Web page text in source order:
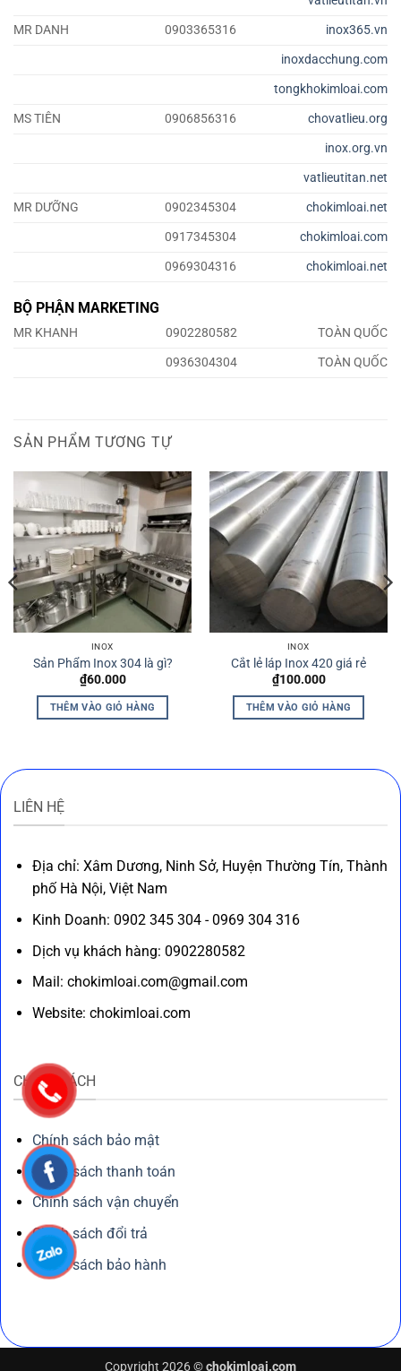
MR DANH
0903365316
inox365.vn
inoxdacchung.com
tongkhokimloai.com
MS TIÊN
0906856316
chovatlieu.org
inox.org.vn
vatlieutitan.net
MR DƯỠNG
0902345304
chokimloai.net
0917345304
chokimloai.com
0969304316
chokimloai.net
BỘ PHẬN MARKETING
MR KHANH 0902280582
TOÀN QUỐC
0936304304
TOÀN QUỐC
SẢN PHẨM TƯƠNG TỰ
INOX
Sản Phẩm Inox 304 là gì?
₫60.000
THÊM VÀO GIỎ HÀNG
INOX
Cắt lẻ láp Inox 420 giá rẻ
₫100.000
THÊM VÀO GIỎ HÀNG
LIÊN HỆ
Địa chỉ: Xâm Dương, Ninh Sở, Huyện Thường Tín, Thành
phố Hà Nội, Việt Nam
Kinh Doanh: 0902 345 304 - 0969 304 316
Dịch vụ khách hàng: 0902280582
Mail: chokimloai.com@gmail.com
Website: chokimloai.com
CHÍNH SÁCH
Chính sách bảo mật
Chính sách thanh toán
Chính sách vận chuyển
Chính sách đổi trả
Chính sách bảo hành
Copyright 2026 ©chokimloai.com